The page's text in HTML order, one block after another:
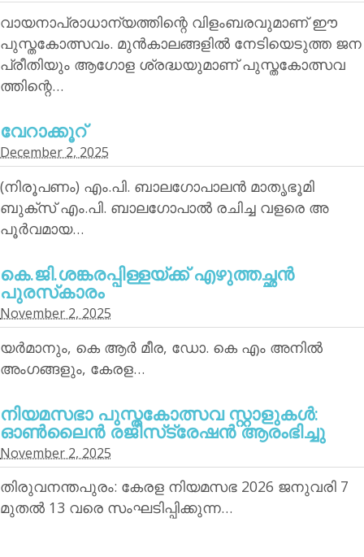
വായനാപ്രാധാന്യത്തിന്റെ വിളംബരവുമാണ് ഈ
പുസ്തകോത്സവം. മുന്‍കാലങ്ങളില്‍ നേടിയെടുത്ത ജന
പ്രീതിയും ആഗോള ശ്രദ്ധയുമാണ് പുസ്തകോത്സവ
ത്തിന്റെ…
വേറാക്കൂറ്
December 2, 2025
(നിരൂപണം) എം.പി. ബാലഗോപാലന്‍ മാതൃഭൂമി
ബുക്‌സ് എം.പി. ബാലഗോപാല്‍ രചിച്ച വളരെ അ
പൂര്‍വമായ…
കെ.ജി.ശങ്കരപ്പിള്ളയ്ക്ക് എഴുത്തച്ഛന്‍
പുരസ്‌കാരം
November 2, 2025
യര്‍മാനും, കെ ആര്‍ മീര, ഡോ. കെ എം അനില്‍
അംഗങ്ങളും, കേരള…
നിയമസഭാ പുസ്തകോത്സവ സ്റ്റാളുകള്‍:
ഓണ്‍ലൈന്‍ രജിസ്‌ട്രേഷന്‍ ആരംഭിച്ചു
November 2, 2025
തിരുവനന്തപുരം: കേരള നിയമസഭ 2026 ജനുവരി 7
മുതല്‍ 13 വരെ സംഘടിപ്പിക്കുന്ന…